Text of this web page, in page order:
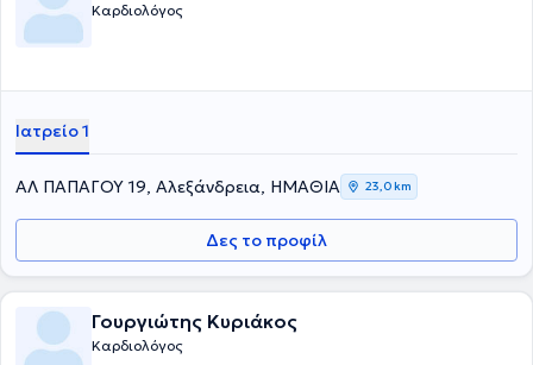
Καρδιολόγος
Ιατρείο 1
ΑΛ ΠΑΠΑΓΟΥ 19, Αλεξάνδρεια, ΗΜΑΘΙΑ 23,0 km
Δες το προφίλ
Γουργιώτης Κυριάκος
Καρδιολόγος